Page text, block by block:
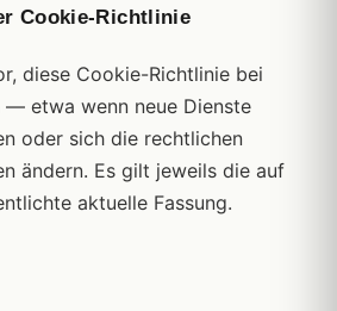
Cookie-Richtlinie
diese Cookie-Richtlinie bei
— etwa wenn neue Dienste
oder sich die rechtlichen
ändern. Es gilt jeweils die auf
aktuelle Fassung.